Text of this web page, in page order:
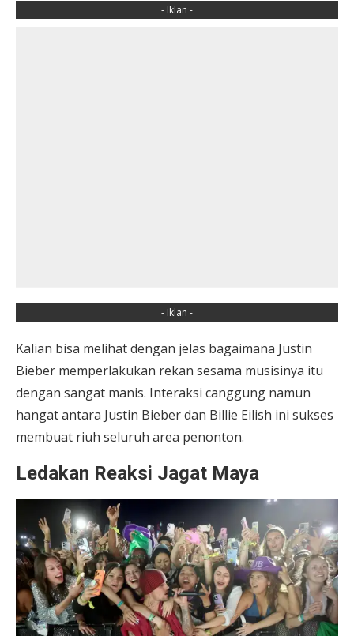
- Iklan -
- Iklan -
Kalian bisa melihat dengan jelas bagaimana Justin
Bieber memperlakukan rekan sesama musisinya itu
dengan sangat manis. Interaksi canggung namun
hangat antara Justin Bieber dan Billie Eilish ini sukses
membuat riuh seluruh area penonton.
Ledakan Reaksi Jagat Maya